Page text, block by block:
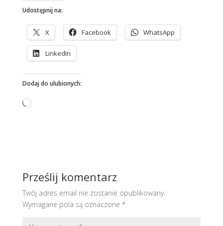
Udostępnij na:
X Facebook WhatsApp
LinkedIn
Dodaj do ulubionych:
Wczytywanie…
Prześlij komentarz
Twój adres email nie zostanie opublikowany.
Wymagane pola są oznaczone *